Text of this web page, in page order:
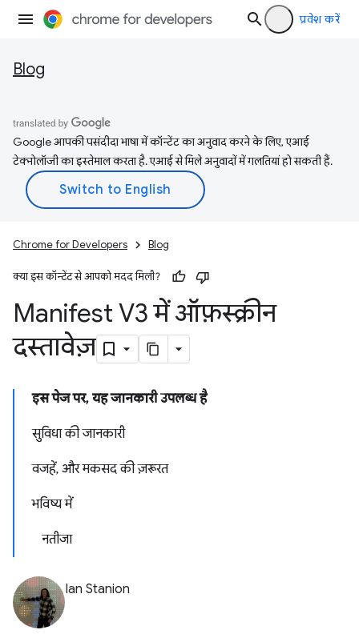
प्रवेश करें
Blog
Google आपकी पसंदीदा भाषा में कॉन्टेंट का अनुवाद करने के लिए, एआई
टेक्नोलॉजी का इस्तेमाल करता है. एआई से मिले अनुवादों में गलतियां हो सकती हैं.
Chrome for Developers Blog
क्या इस कॉन्टेंट से आपको मदद मिली?
Manifest V3 में ऑफ़स्क्रीन
दस्तावेज़
इस पेज पर, यह जानकारी उपलब्ध है
सुविधा की जानकारी
वजहें, और मकसद की ज़रूरत
भविष्य में
नतीजा
Ian Stanion